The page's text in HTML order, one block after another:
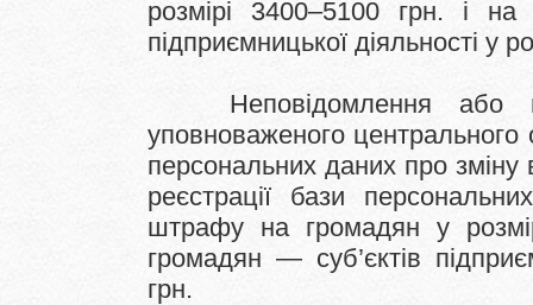
розмірі 3400–5100 грн. і
підприємницької діяльності у
Неповідомлення або
уповноваженого центрального
персональних даних про
реєстрації бази
штрафу на громадян у
громадян — суб’єктів
грн.